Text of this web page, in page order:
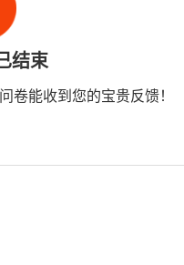
结束
卷能收到您的宝贵反馈！